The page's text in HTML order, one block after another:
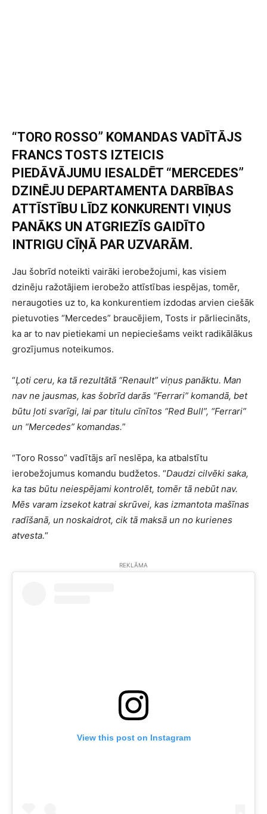
“TORO ROSSO” KOMANDAS VADĪTĀJS
FRANCS TOSTS IZTEICIS
PIEDĀVĀJUMU IESALDĒT “MERCEDES”
DZINĒJU DEPARTAMENTA DARBĪBAS
ATTĪSTĪBU LĪDZ KONKURENTI VIŅUS
PANĀKS UN ATGRIEZĪS GAIDĪTO
INTRIGU CĪŅĀ PAR UZVARĀM.
Jau šobrīd noteikti vairāki ierobežojumi, kas visiem
dzinēju ražotājiem ierobežo attīstības iespējas, tomēr,
neraugoties uz to, ka konkurentiem izdodas arvien ciešāk
pietuvoties “Mercedes” braucējiem, Tosts ir pārliecināts,
ka ar to nav pietiekami un nepieciešams veikt radikālākus
grozījumus noteikumos.
“Ļoti ceru, ka tā rezultātā “Renault” viņus panāktu. Man
nav ne jausmas, kas šobrīd darās “Ferrari” komandā, bet
būtu ļoti svarīgi, lai par titulu cīnītos “Red Bull”, “Ferrari”
un “Mercedes” komandas.”
“Toro Rosso” vadītājs arī neslēpa, ka atbalstītu
ierobežojumus komandu budžetos. “Daudzi cilvēki saka,
ka tas būtu neiespējami kontrolēt, tomēr tā nebūt nav.
Mēs varam izsekot katrai skrūvei, kas izmantota mašīnas
radīšanā, un noskaidrot, cik tā maksā un no kurienes
atvesta.“
REKLĀMA
View this post on Instagram